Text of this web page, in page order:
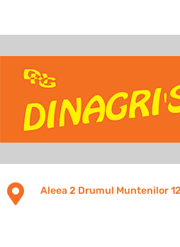
 Aleea 2 Drumul Muntenilor